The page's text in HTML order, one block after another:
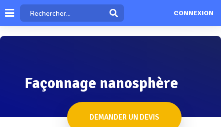
CONNEXION
Façonnage nanosphère
DEMANDER UN DEVIS